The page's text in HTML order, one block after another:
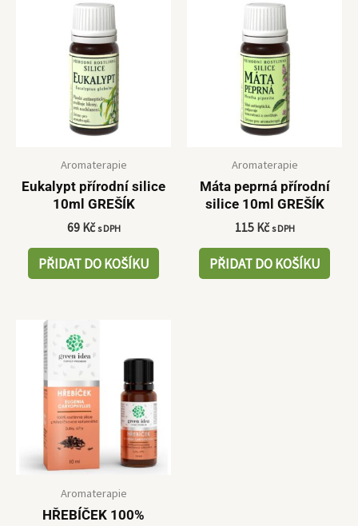
Aromaterapie
Eukalypt přírodní silice
10ml GREŠÍK
69 Kč s DPH
PŘIDAT DO KOŠÍKU
Aromaterapie
Máta peprná přírodní
silice 10ml GREŠÍK
115 Kč s DPH
PŘIDAT DO KOŠÍKU
Aromaterapie
HŘEBÍČEK 100%